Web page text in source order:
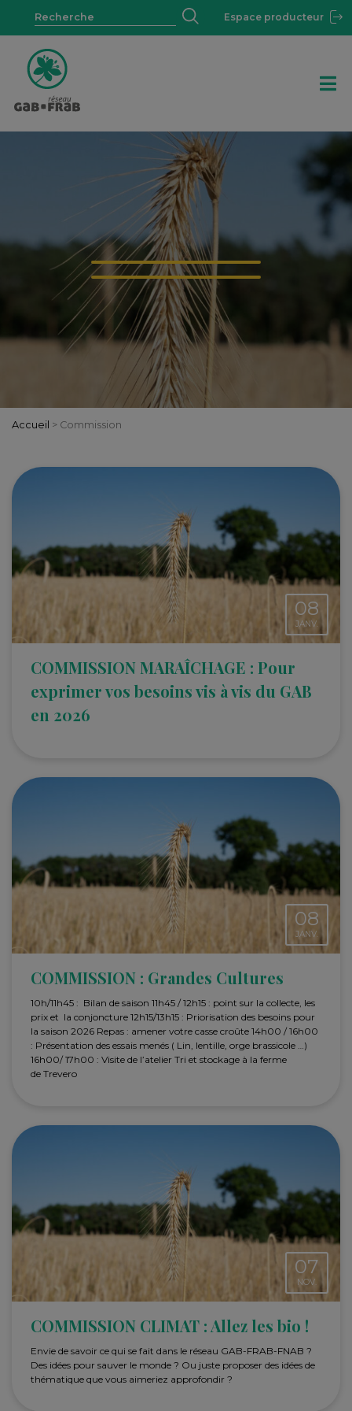
Espace producteur
Accueil > Commission
08
JANV.
COMMISSION MARAÎCHAGE : Pour
exprimer vos besoins vis à vis du GAB
en 2026
08
JANV.
COMMISSION : Grandes Cultures
10h/11h45 : Bilan de saison 11h45 / 12h15 : point sur la collecte, les
prix et la conjoncture 12h15/13h15 : Priorisation des besoins pour
la saison 2026 Repas : amener votre casse croûte 14h00 / 16h00
: Présentation des essais menés ( Lin, lentille, orge brassicole …)
16h00/ 17h00 : Visite de l’atelier Tri et stockage à la ferme
de Trevero
07
NOV.
COMMISSION CLIMAT : Allez les bio !
Envie de savoir ce qui se fait dans le réseau GAB-FRAB-FNAB ?
Des idées pour sauver le monde ? Ou juste proposer des idées de
thématique que vous aimeriez approfondir ?